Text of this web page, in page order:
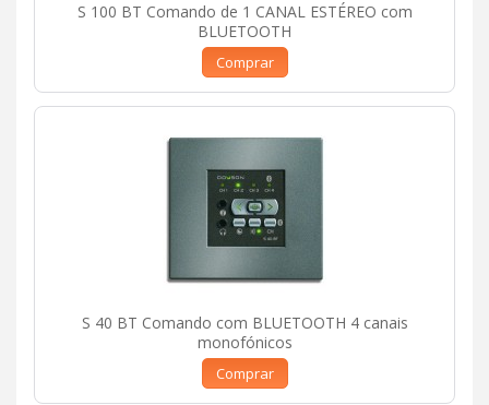
S 100 BT Comando de 1 CANAL ESTÉREO com
BLUETOOTH
Comprar
S 40 BT Comando com BLUETOOTH 4 canais
monofónicos
Comprar